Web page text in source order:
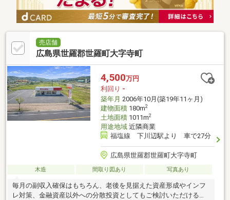
売店舗
広島県世羅郡世羅町大字寺町
4,500万円
利回り -
築年月 2006年10月(築19年11ヶ月)
建物面積180m2
土地面積1011m2
用途地域近隣商業
福塩線 下川辺駅より 車で27分
広島県世羅郡世羅町大字寺町
木造 間取り図あり 写真あり
毎月の副収入確保はもちろん、老後を見据えた資産形成やインフ
レ対策、金融資産以外への分散投資としてもご検討いただける収